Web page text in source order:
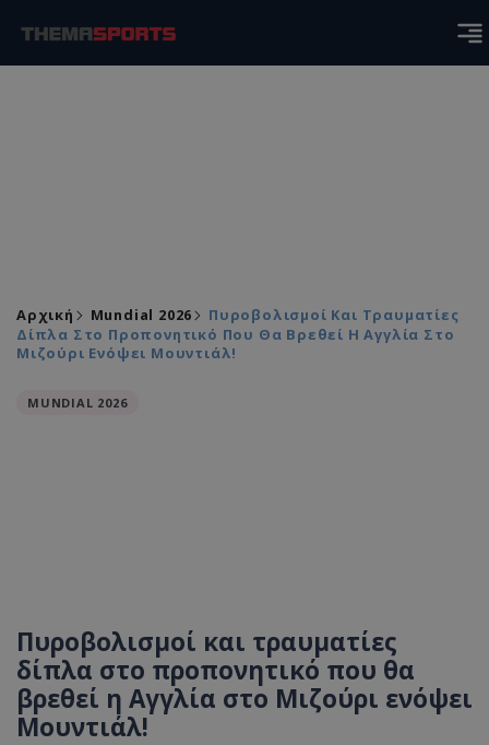
Αρχική Mundial 2026
Πυροβολισμοί Και Τραυματίες
Δίπλα Στο Προπονητικό Που Θα Βρεθεί Η Αγγλία Στο
Μιζούρι Ενόψει Μουντιάλ!
MUNDIAL 2026
Πυροβολισμοί και τραυματίες
δίπλα στο προπονητικό που θα
βρεθεί η Αγγλία στο Μιζούρι ενόψει
Μουντιάλ!